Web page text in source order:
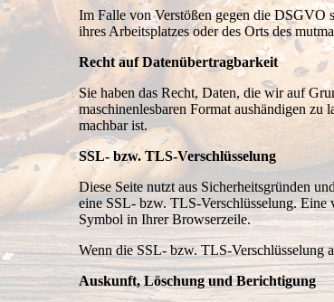
Im Falle von Verstößen gegen die DSGVO
ihres Arbeitsplatzes oder des Orts des
Recht auf Datenübertragbarkeit
Sie haben das Recht, Daten, die wir auf
maschinenlesbaren Format aushändigen
machbar ist.
SSL- bzw. TLS-Verschlüsselung
Diese Seite nutzt aus Sicherheitsgründen
eine SSL- bzw. TLS-Verschlüsselung. Eine
Symbol in Ihrer Browserzeile.
Wenn die SSL- bzw. TLS-Verschlüsselung
Auskunft, Löschung und Berichtigung